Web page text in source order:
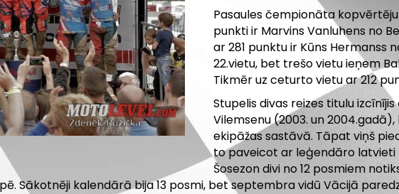
Pasaules čempionāta
punkti ir Marvins Vanluhens no
ar 281 punktu ir Kūns Hermanss
22.vietu, bet trešo vietu ieņem
Tikmēr uz ceturto vietu ar 212
Stupelis divas reizes titulu
Vilemsenu (2003. un
ekipāžas sastāvā. Tāpat viņš
to paveicot ar leģendāro latvieti
Šosezon divi no 12 posmiem
Sākotnēji kalendārā bija 13 posmi, bet septembra vidū Vācijā